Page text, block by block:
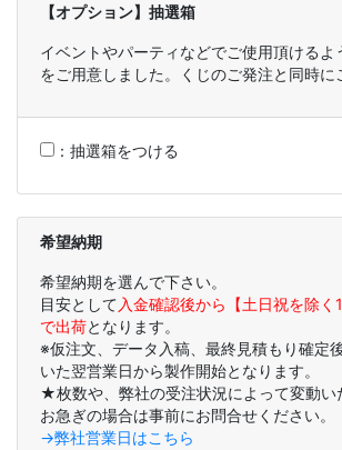
【オプション】抽選箱
イベントやパーティなどでご使用頂けるよ
をご用意しました。くじのご発注と同時に
： 抽選箱をつける
希望納期
希望納期を選んで下さい。
目安として 入金確認後から【土日祝を除く
で出荷となります。
※仮注文、データ入稿、最終見積もり確定
いた翌営業日から製作開始となります。
★枚数や、弊社の受注状況によって変動い
お急ぎの場合は事前にお問合せください。
→弊社営業日はこちら